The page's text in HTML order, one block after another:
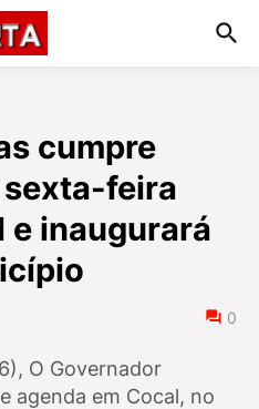
cumpre
feira
e inaugurará
0
O Governador
agenda em Cocal, no